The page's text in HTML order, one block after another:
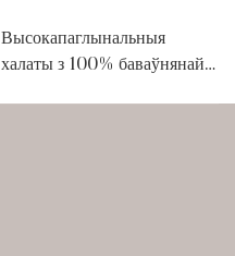
Высокапаглынальныя
халаты з 100% баваўнянай